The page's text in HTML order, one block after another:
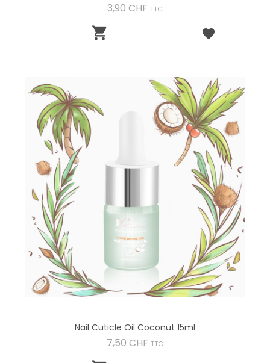
3,90 CHF Preis
TTC

Nail Cuticle Oil Coconut 15ml
7,50 CHF Preis
TTC